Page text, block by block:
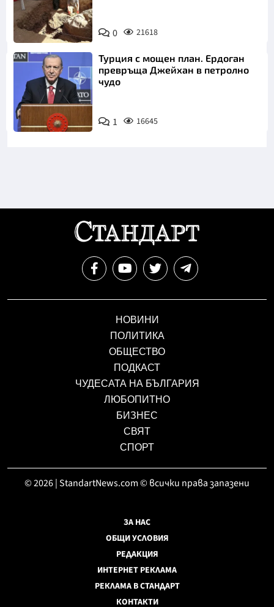
0 21618
Турция с мощен план. Ердоган
превръща Джейхан в петролно
чудо
1 16645
НОВИНИ
ПОЛИТИКА
ОБЩЕСТВО
ПОДКАСТ
ЧУДЕСАТА НА БЪЛГАРИЯ
ЛЮБОПИТНО
БИЗНЕС
СВЯТ
СПОРТ
© 2026 | StandartNews.com © всички права запазени
ЗА НАС
ОБЩИ УСЛОВИЯ
РЕДАКЦИЯ
ИНТЕРНЕТ РЕКЛАМА
РЕКЛАМА В СТАНДАРТ
КОНТАКТИ